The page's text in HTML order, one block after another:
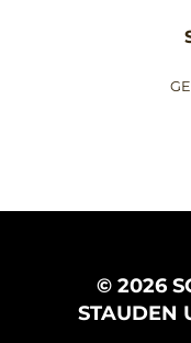
© 2026
STAUDEN